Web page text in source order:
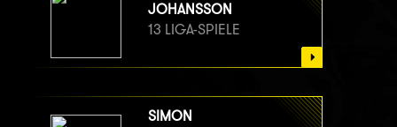
JOHANSSON
13 LIGA-SPIELE
SIMON